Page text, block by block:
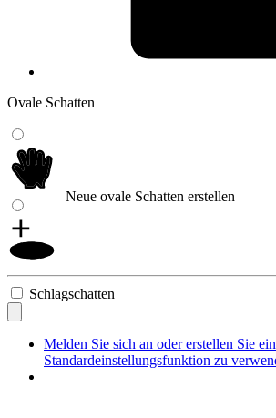
Ovale Schatten
Neue ovale Schatten erstellen
Schlagschatten
Melden Sie sich an oder erstellen Sie
Standardeinstellungsfunktion zu